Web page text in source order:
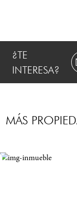
¿TE
INTERESA?
MÁS